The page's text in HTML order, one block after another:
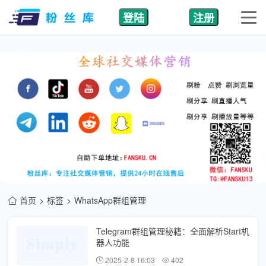
登陆 注册
首页 标签 WhatsApp群组管理
Telegram群组管理秘籍：全面解析Start机
器人功能
2025-2-8 16:03 402